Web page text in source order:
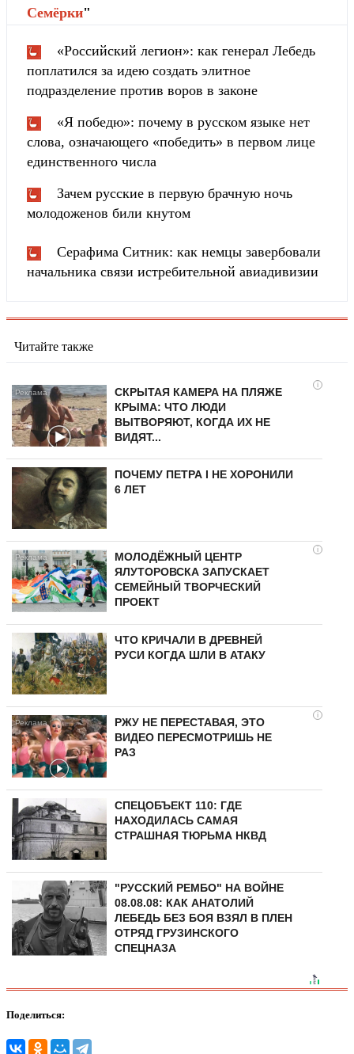
Cемёрки"
«Российский легион»: как генерал Лебедь
поплатился за идею создать элитное
подразделение против воров в законе
«Я победю»: почему в русском языке нет
слова, означающего «победить» в первом лице
единственного числа
Зачем русские в первую брачную ночь
молодоженов били кнутом
Серафима Ситник: как немцы завербовали
начальника связи истребительной авиадивизии
Читайте также
i
СКРЫТАЯ КАМЕРА НА ПЛЯЖЕ
КРЫМА: ЧТО ЛЮДИ
ВЫТВОРЯЮТ, КОГДА ИХ НЕ
ВИДЯТ...
ПОЧЕМУ ПЕТРА I НЕ ХОРОНИЛИ
6 ЛЕТ
i
МОЛОДЁЖНЫЙ ЦЕНТР
ЯЛУТОРОВСКА ЗАПУСКАЕТ
СЕМЕЙНЫЙ ТВОРЧЕСКИЙ
ПРОЕКТ
ЧТО КРИЧАЛИ В ДРЕВНЕЙ
РУСИ КОГДА ШЛИ В АТАКУ
i
РЖУ НЕ ПЕРЕСТАВАЯ, ЭТО
ВИДЕО ПЕРЕСМОТРИШЬ НЕ
РАЗ
СПЕЦОБЪЕКТ 110: ГДЕ
НАХОДИЛАСЬ САМАЯ
СТРАШНАЯ ТЮРЬМА НКВД
"РУССКИЙ РЕМБО" НА ВОЙНЕ
08.08.08: КАК АНАТОЛИЙ
ЛЕБЕДЬ БЕЗ БОЯ ВЗЯЛ В ПЛЕН
ОТРЯД ГРУЗИНСКОГО
СПЕЦНАЗА
Поделиться: